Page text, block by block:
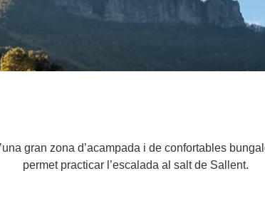
gran zona d’acampada i de confortables
permet practicar l’escalada al salt de Sallent.